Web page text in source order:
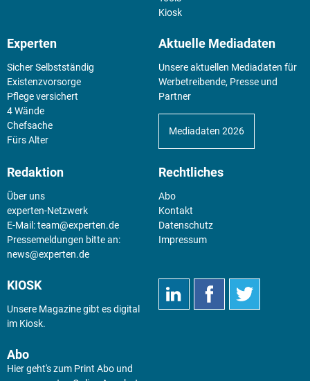
Kiosk
Experten
Sicher Selbstständig
Existenz­vorsorge
Pflege versichert
4 Wände
Chefsache
Fürs Alter
Aktuelle Mediadaten
Unsere aktuellen Mediadaten für
Werbetreibende, Presse und
Partner
Mediadaten 2026
Redaktion
Über uns
experten-Netzwerk
E-Mail:team@experten.de
Pressemeldungen bitte an:
news@experten.de
Rechtliches
Abo
Kontakt
Datenschutz
Impressum
KIOSK
Unsere Magazine gibt es digital
im Kiosk.
Abo
Hier geht's zum Print Abo und